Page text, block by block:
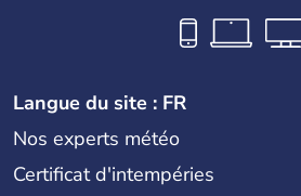
Langue du site : FR
Nos experts météo
Certificat d'intempéries